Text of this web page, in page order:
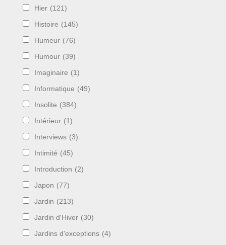
Hier (121)
Histoire (145)
Humeur (76)
Humour (39)
Imaginaire (1)
Informatique (49)
Insolite (384)
Intérieur (1)
Interviews (3)
Intimité (45)
Introduction (2)
Japon (77)
Jardin (213)
Jardin d'Hiver (30)
Jardins d'exceptions (4)